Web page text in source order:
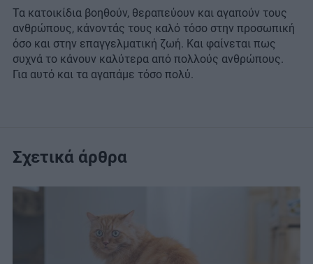
Τα κατοικίδια βοηθούν, θεραπεύουν και αγαπούν τους
ανθρώπους, κάνοντάς τους καλό τόσο στην προσωπική
όσο και στην επαγγελματική ζωή. Και φαίνεται πως
συχνά το κάνουν καλύτερα από πολλούς ανθρώπους.
Για αυτό και τα αγαπάμε τόσο πολύ.
Σχετικά άρθρα